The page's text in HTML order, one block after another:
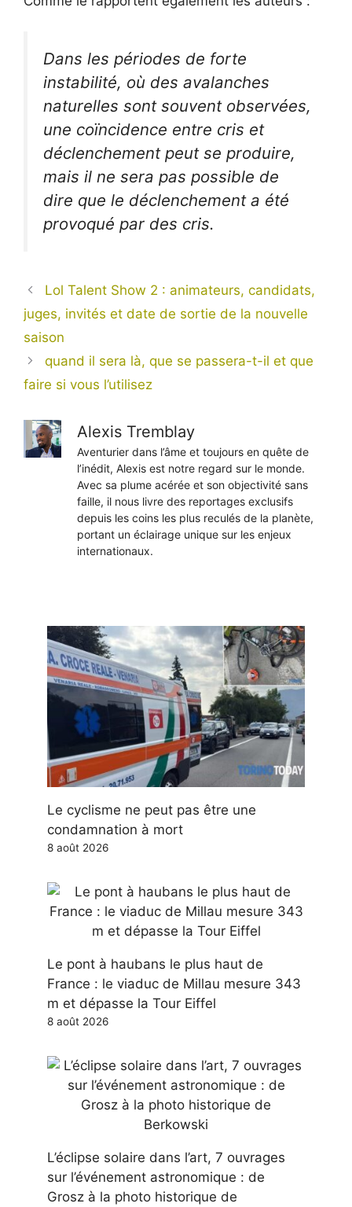
Dans les périodes de forte
instabilité, où des avalanches
naturelles sont souvent observées,
une coïncidence entre cris et
déclenchement peut se produire,
mais il ne sera pas possible de
dire que le déclenchement a été
provoqué par des cris.
Lol Talent Show 2 : animateurs, candidats,
juges, invités et date de sortie de la nouvelle
saison
quand il sera là, que se passera-t-il et que
faire si vous l’utilisez
Alexis Tremblay
Aventurier dans l’âme et toujours en quête de
l’inédit, Alexis est notre regard sur le monde.
Avec sa plume acérée et son objectivité sans
faille, il nous livre des reportages exclusifs
depuis les coins les plus reculés de la planète,
portant un éclairage unique sur les enjeux
internationaux.
Le cyclisme ne peut pas être une
condamnation à mort
8 août 2026
Le pont à haubans le plus haut de
France : le viaduc de Millau mesure 343
m et dépasse la Tour Eiffel
8 août 2026
L’éclipse solaire dans l’art, 7 ouvrages
sur l’événement astronomique : de
Grosz à la photo historique de